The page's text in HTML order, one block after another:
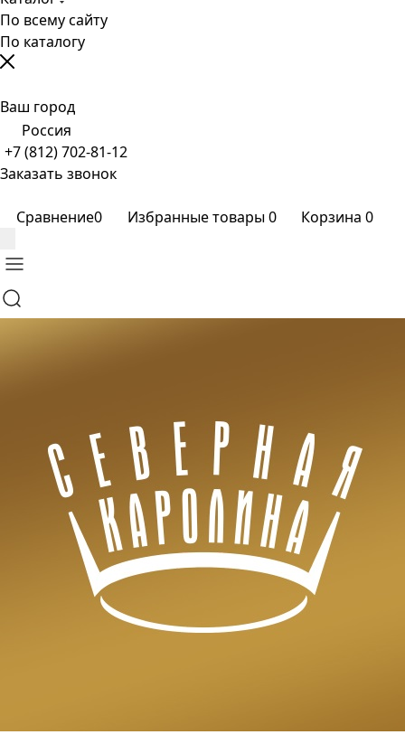
По всему сайту
По каталогу
Ваш город
Россия
+7 (812) 702-81-12
Заказать звонок
Сравнение0 Избранные товары0 Корзина 0